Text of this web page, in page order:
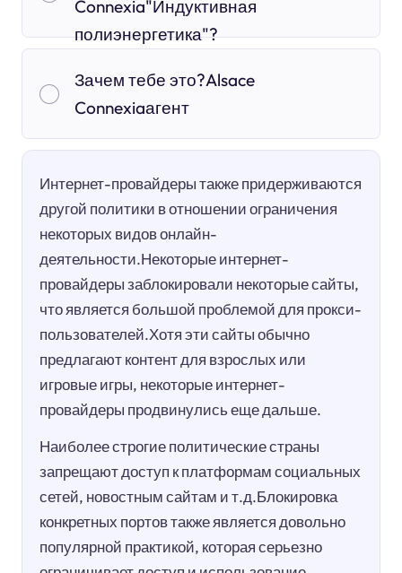
Connexia"Индуктивная
полиэнергетика"?
Зачем тебе это?Alsace
Connexiaагент
Интернет-провайдеры также придерживаются
другой политики в отношении ограничения
некоторых видов онлайн-
деятельности.Некоторые интернет-
провайдеры заблокировали некоторые сайты,
что является большой проблемой для прокси-
пользователей.Хотя эти сайты обычно
предлагают контент для взрослых или
игровые игры, некоторые интернет-
провайдеры продвинулись еще дальше.
Наиболее строгие политические страны
запрещают доступ к платформам социальных
сетей, новостным сайтам и т.д.Блокировка
конкретных портов также является довольно
популярной практикой, которая серьезно